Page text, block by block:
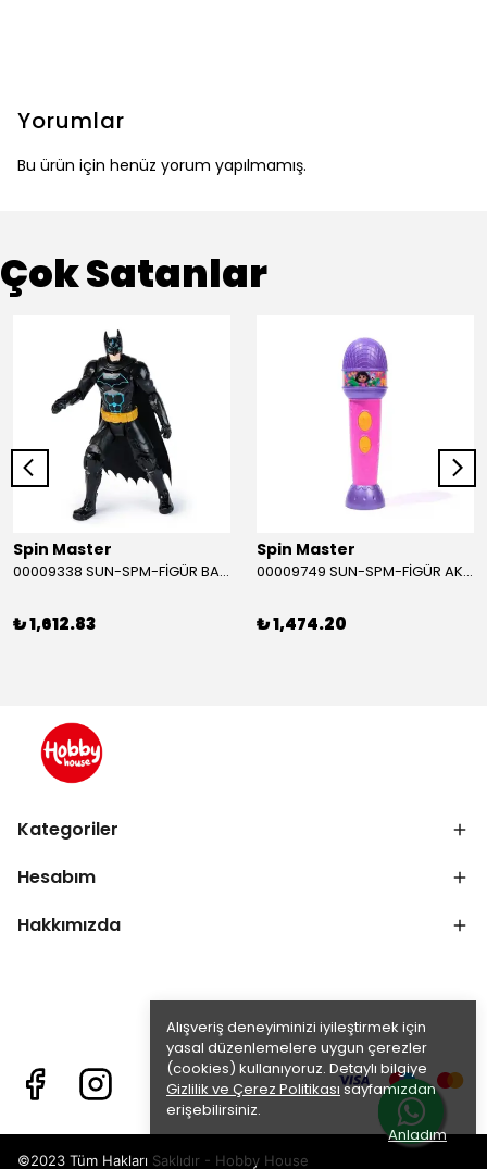
Alışveriş deneyiminizi iyileştirmek için
yasal düzenlemelere uygun çerezler
(cookies) kullanıyoruz. Detaylı bilgiye
Gizlilik ve Çerez Politikasısayfamızdan
erişebilirsiniz.
Anladım
Yorumlar
Bu ürün için henüz yorum yapılmamış.
Çok Satanlar
Spin Master
00009338 SUN-SPM-FİGÜR BATMAN NİNJA STRIKE 30 CM. EXC.
₺ 1,612.83
Spin Master
00009749 SUN-SPM-FİGÜR AKS. DORA MİKROFON YAĞMUR ORMANI RİTMİ (DORA) SESLİ
₺ 1,474.20
Kategoriler
Hesabım
Hakkımızda
©2023 Tüm Hakları Saklıdır - Hobby House